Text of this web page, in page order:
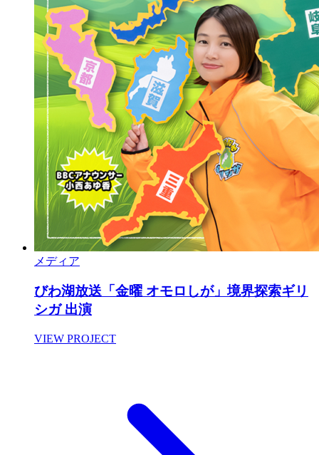
メディア
びわ湖放送「金曜 オモロしが」境界探索ギリ
シガ 出演
VIEW PROJECT